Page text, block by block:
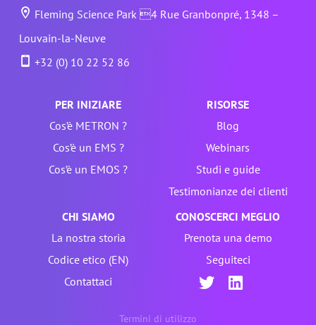
Fleming Science Park 4 Rue Granbonpré, 1348 –
Louvain-la-Neuve
+32 (0) 10 22 52 86
PER INIZIARE
Cos’è METRON ?
Cos’è un EMS ?
Cos’è un EMOS ?
RISORSE
Blog
Webinars
Studi e guide
Testimonianze dei clienti
CHI SIAMO
La nostra storia
Codice etico (EN)
Contattaci
CONOSCERCI MEGLIO
Prenota una demo
Seguiteci
Termini di utilizzo